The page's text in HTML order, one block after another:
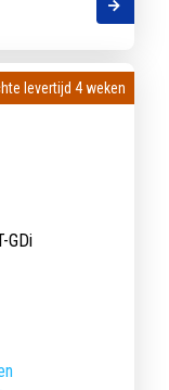
levertijd 4 weken
levertijd 4 weken